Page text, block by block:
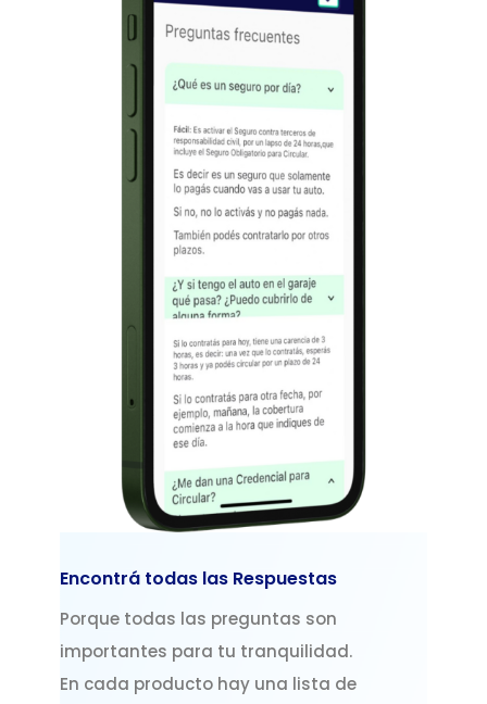
Encontrá todas las Respuestas
Porque todas las preguntas son
importantes para tu tranquilidad.
En cada producto hay una lista de